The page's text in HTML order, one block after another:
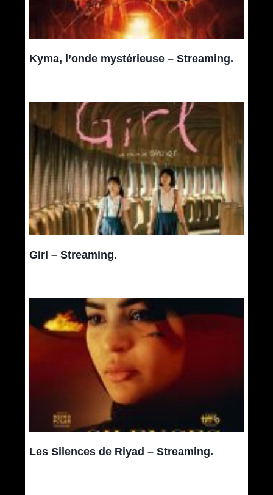
Kyma, l’onde mystérieuse – Streaming.
Girl – Streaming.
Les Silences de Riyad – Streaming.